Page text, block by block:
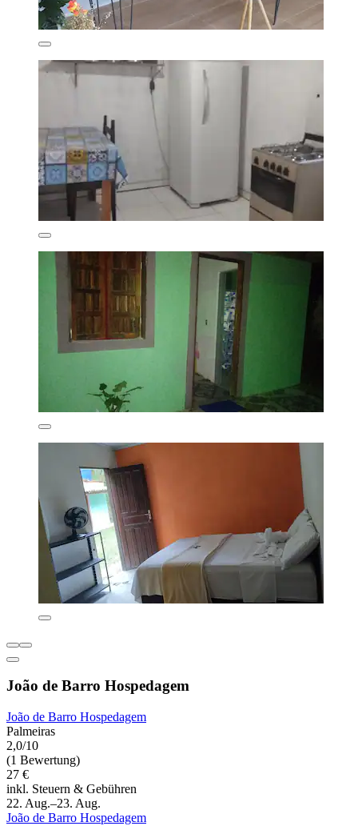
João de Barro Hospedagem
João de Barro Hospedagem
Palmeiras
2,0/10
(1 Bewertung)
27 €
inkl. Steuern & Gebühren
22. Aug.–23. Aug.
João de Barro Hospedagem